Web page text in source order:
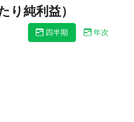
り純利益）
四半期 年次